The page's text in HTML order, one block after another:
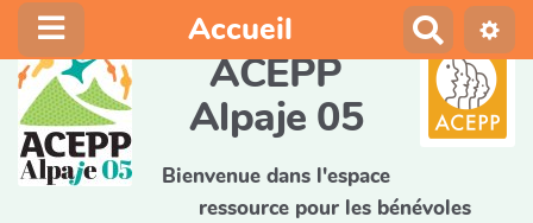
Accueil
e
c
h
e
c
ACEPP
Alpaje 05
Bienvenue dans l'espace
ressource pour les bénévoles